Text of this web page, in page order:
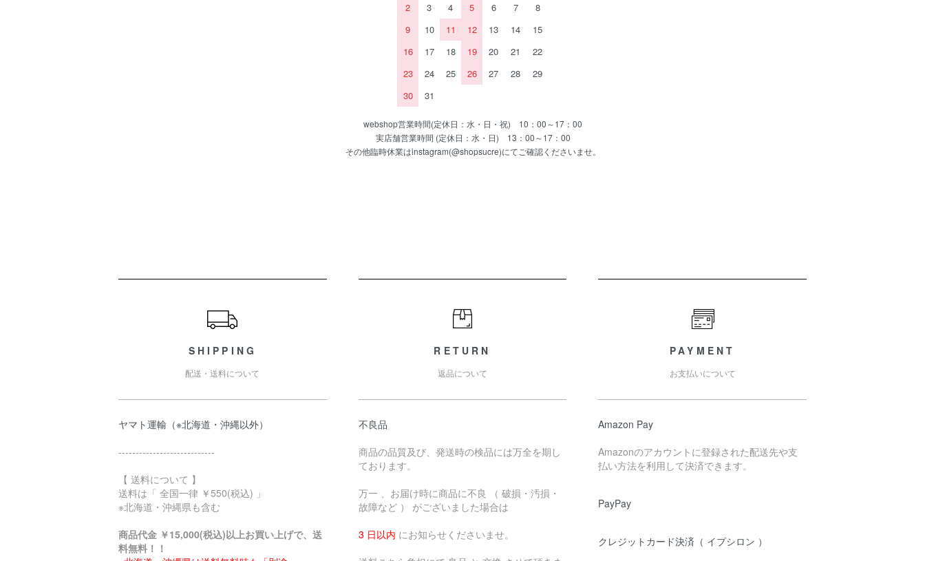
2
3 4 5 6 7
8
9
10 11 12 13 14
15
16
17 18 19 20 21
22
23
24 25 26 27 28
29
30
31
webshop営業時間(定休日：水・日・祝) 10：00～17：00
実店舗営業時間 (定休日：水・日) 13：00～17：00
その他臨時休業はinstagram(@shopsucre)にてご確認くださいませ。
SHIPPING
配送・送料について
ヤマト運輸（※北海道・沖縄以外）
‐‐‐‐‐‐‐‐‐‐‐‐‐‐‐‐‐‐‐‐‐‐‐‐‐‐‐‐
【 送料について 】
送料は「 全国一律 ￥550(税込) 」
※北海道・沖縄県も含む
商品代金 ￥15,000(税込)以上お買い上げで、送
料無料！！
RETURN
返品について
不良品
商品の品質及び、発送時の検品には万全を期し
ております。
万一 、お届け時に商品に不良 （ 破損・汚損・
故障など ） がございました場合は
3 日以内 にお知らせくださいませ。
PAYMENT
お支払いについて
Amazon Pay
Amazonのアカウントに登録された配送先や支
払い方法を利用して決済できます。
PayPay
クレジットカード決済（ イプシロン ）